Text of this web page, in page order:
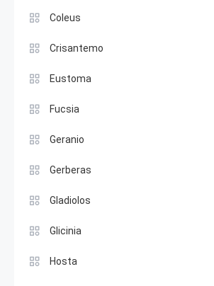
Coleus
Crisantemo
Eustoma
Fucsia
Geranio
Gerberas
Gladiolos
Glicinia
Hosta